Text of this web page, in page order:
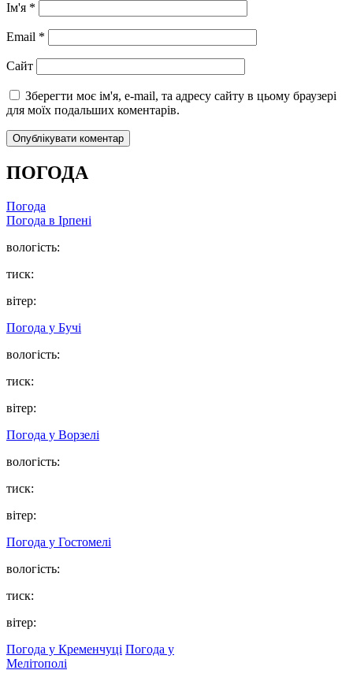
Ім'я *
Email *
Сайт
Зберегти моє ім'я, e-mail, та адресу сайту в цьому браузері
для моїх подальших коментарів.
ПОГОДА
Погода
Погода в Ірпені
вологість:
тиск:
вітер:
Погода у Бучі
вологість:
тиск:
вітер:
Погода у Ворзелі
вологість:
тиск:
вітер:
Погода у Гостомелі
вологість:
тиск:
вітер:
Погода у Кременчуці Погода у
Мелітополі